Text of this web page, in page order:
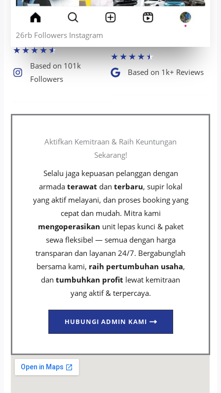
26rb Followers Instagram
★★★★★
Based on 101k
Followers​
★★★★★
Based on 1k+ Reviews​
Aktifkan Kemitraan & Raih Keuntungan
Sekarang!
Selalu jaga kepuasan pelanggan dengan
armada terawat dan terbaru, supir lokal
yang aktif melayani, dan proses booking yang
cepat dan mudah. Mitra kami
mengoperasikan unit lepas kunci & paket
sewa fleksibel — semua dengan harga
transparan dan layanan 24/7. Bergabunglah
bersama kami, raih pertumbuhan usaha,
dan tumbuhkan profit lewat kemitraan
yang aktif & terpercaya.
HUBUNGI ADMIN KAMI